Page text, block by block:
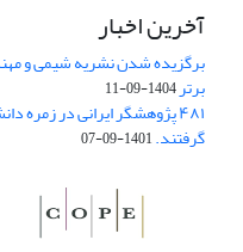
آخرین اخبار
برگزیده شدن نشریه شیمی و
برتر1404-09-11
۴۸۱ پژوهشگر ایرانی در
گرفتند.1401-09-07